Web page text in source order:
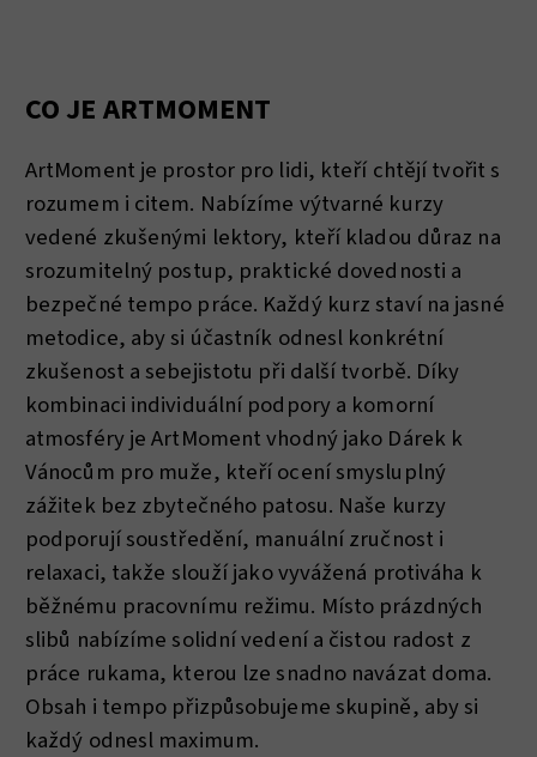
CO JE ARTMOMENT
ArtMoment je prostor pro lidi, kteří chtějí tvořit s
rozumem i citem. Nabízíme výtvarné kurzy
vedené zkušenými lektory, kteří kladou důraz na
srozumitelný postup, praktické dovednosti a
bezpečné tempo práce. Každý kurz staví na jasné
metodice, aby si účastník odnesl konkrétní
zkušenost a sebejistotu při další tvorbě. Díky
kombinaci individuální podpory a komorní
atmosféry je ArtMoment vhodný jako Dárek k
Vánocům pro muže, kteří ocení smysluplný
zážitek bez zbytečného patosu. Naše kurzy
podporují soustředění, manuální zručnost i
relaxaci, takže slouží jako vyvážená protiváha k
běžnému pracovnímu režimu. Místo prázdných
slibů nabízíme solidní vedení a čistou radost z
práce rukama, kterou lze snadno navázat doma.
Obsah i tempo přizpůsobujeme skupině, aby si
každý odnesl maximum.